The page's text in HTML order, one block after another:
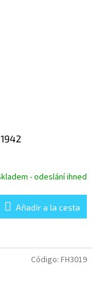
- odeslání ihned
Añadir a la cesta
Código: FH3019